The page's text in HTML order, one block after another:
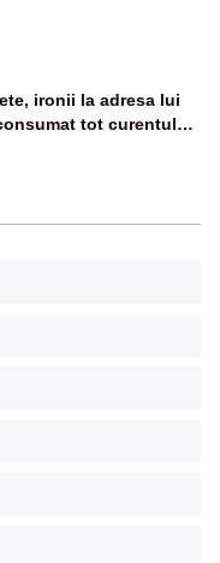
ironii la adresa lui
tot curentul